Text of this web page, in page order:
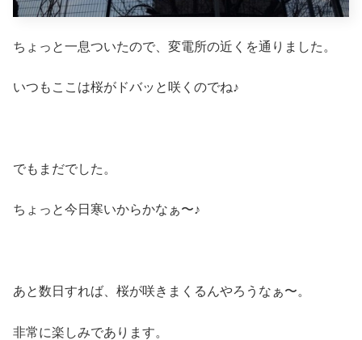
ちょっと一息ついたので、変電所の近くを通りました。
いつもここは桜がドバッと咲くのでね♪
でもまだでした。
ちょっと今日寒いからかなぁ〜♪
あと数日すれば、桜が咲きまくるんやろうなぁ〜。
非常に楽しみであります。